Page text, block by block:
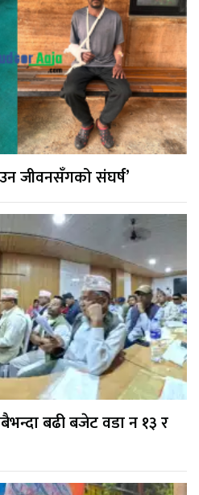
जीवनसँगको संघर्ष’
बढी बजेट वडा न १३ र